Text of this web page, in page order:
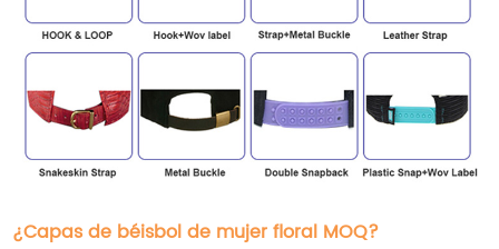
¿Capas de béisbol de mujer floral MOQ?